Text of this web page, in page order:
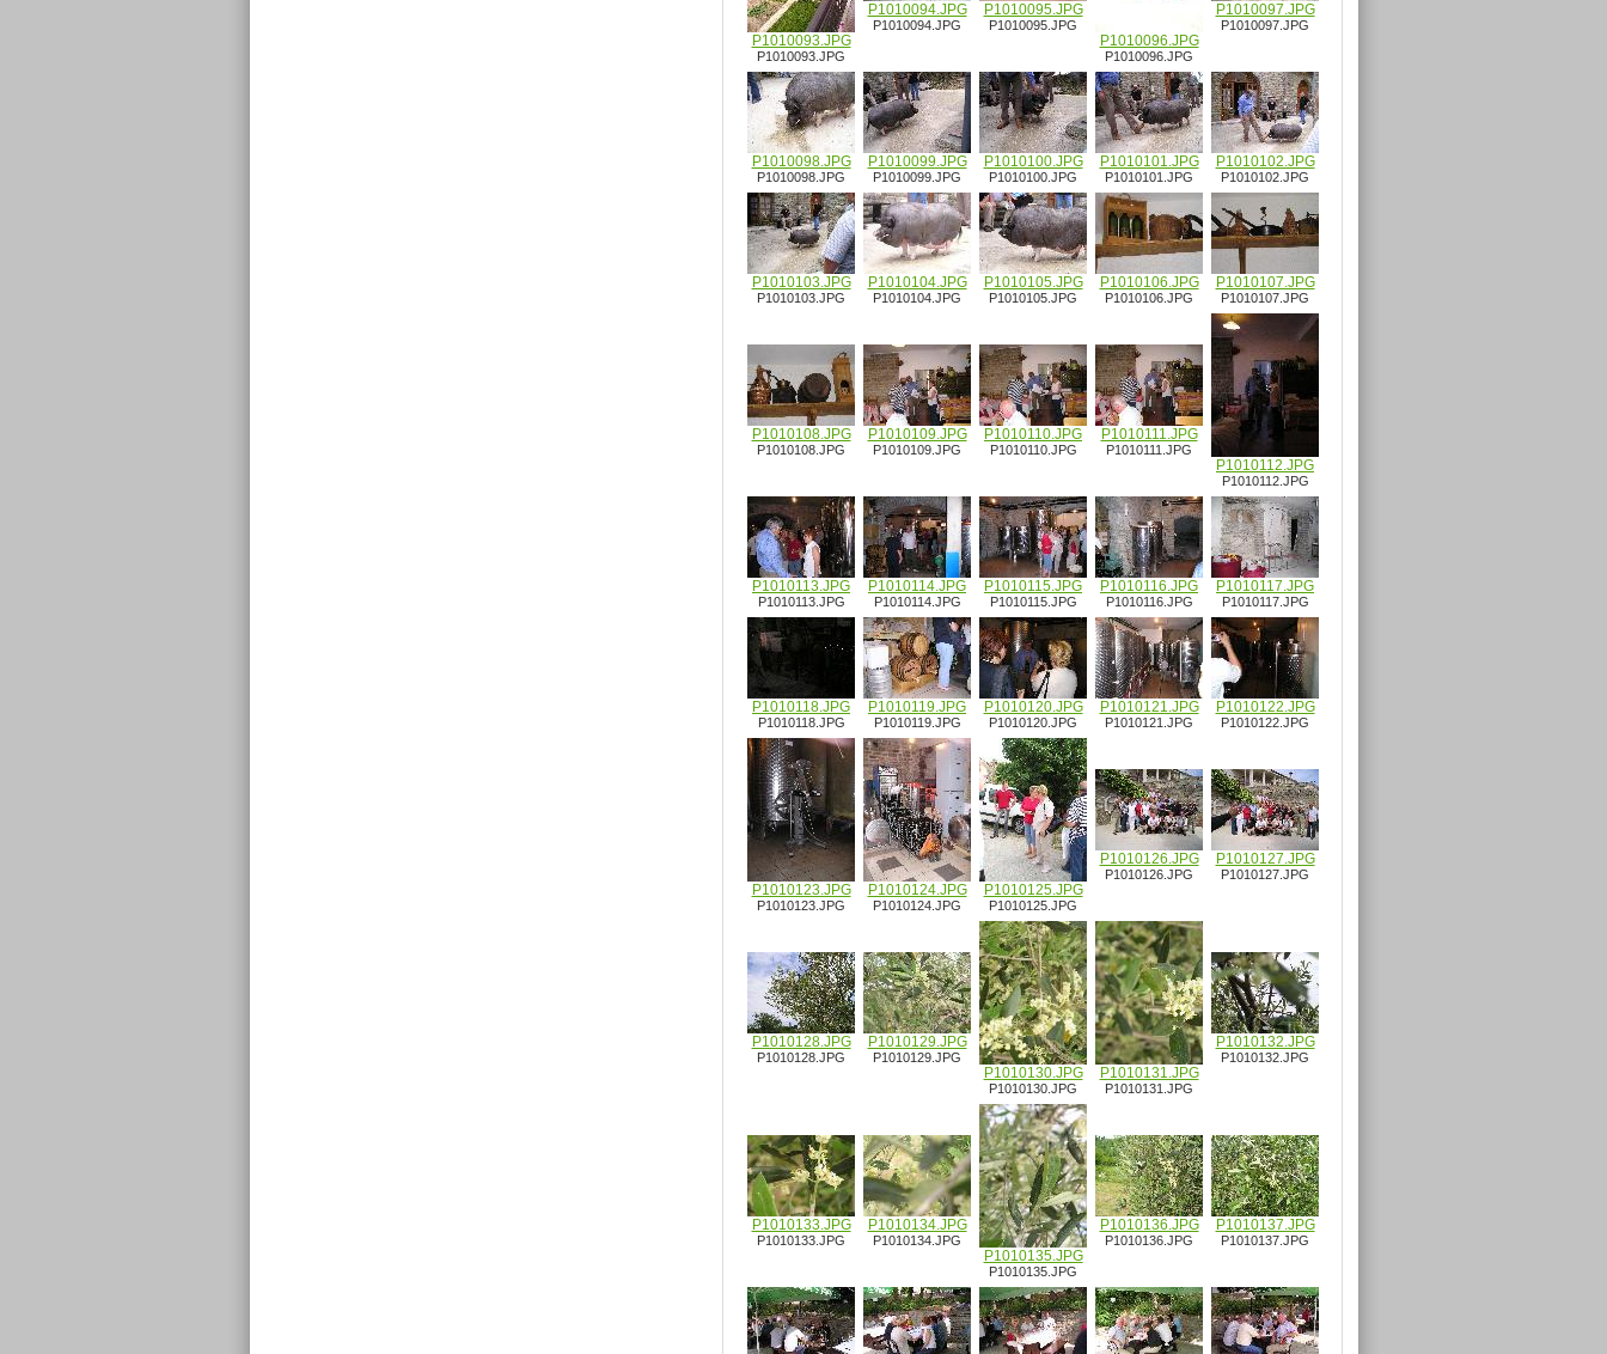
P1010093.JPG
P1010093.JPG
P1010094.JPG
P1010094.JPG
P1010095.JPG
P1010095.JPG
P1010096.JPG
P1010096.JPG
P1010097.JPG
P1010097.JPG
P1010098.JPG
P1010098.JPG
P1010099.JPG
P1010099.JPG
P1010100.JPG
P1010100.JPG
P1010101.JPG
P1010101.JPG
P1010102.JPG
P1010102.JPG
P1010103.JPG
P1010103.JPG
P1010104.JPG
P1010104.JPG
P1010105.JPG
P1010105.JPG
P1010106.JPG
P1010106.JPG
P1010107.JPG
P1010107.JPG
P1010108.JPG
P1010108.JPG
P1010109.JPG
P1010109.JPG
P1010110.JPG
P1010110.JPG
P1010111.JPG
P1010111.JPG
P1010112.JPG
P1010112.JPG
P1010113.JPG
P1010113.JPG
P1010114.JPG
P1010114.JPG
P1010115.JPG
P1010115.JPG
P1010116.JPG
P1010116.JPG
P1010117.JPG
P1010117.JPG
P1010118.JPG
P1010118.JPG
P1010119.JPG
P1010119.JPG
P1010120.JPG
P1010120.JPG
P1010121.JPG
P1010121.JPG
P1010122.JPG
P1010122.JPG
P1010123.JPG
P1010123.JPG
P1010124.JPG
P1010124.JPG
P1010125.JPG
P1010125.JPG
P1010126.JPG
P1010126.JPG
P1010127.JPG
P1010127.JPG
P1010128.JPG
P1010128.JPG
P1010129.JPG
P1010129.JPG
P1010130.JPG
P1010130.JPG
P1010131.JPG
P1010131.JPG
P1010132.JPG
P1010132.JPG
P1010133.JPG
P1010133.JPG
P1010134.JPG
P1010134.JPG
P1010135.JPG
P1010135.JPG
P1010136.JPG
P1010136.JPG
P1010137.JPG
P1010137.JPG